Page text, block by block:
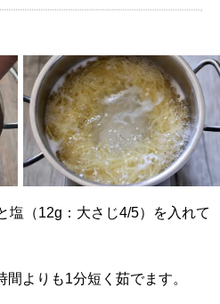
間よりも1分短く茹でます。